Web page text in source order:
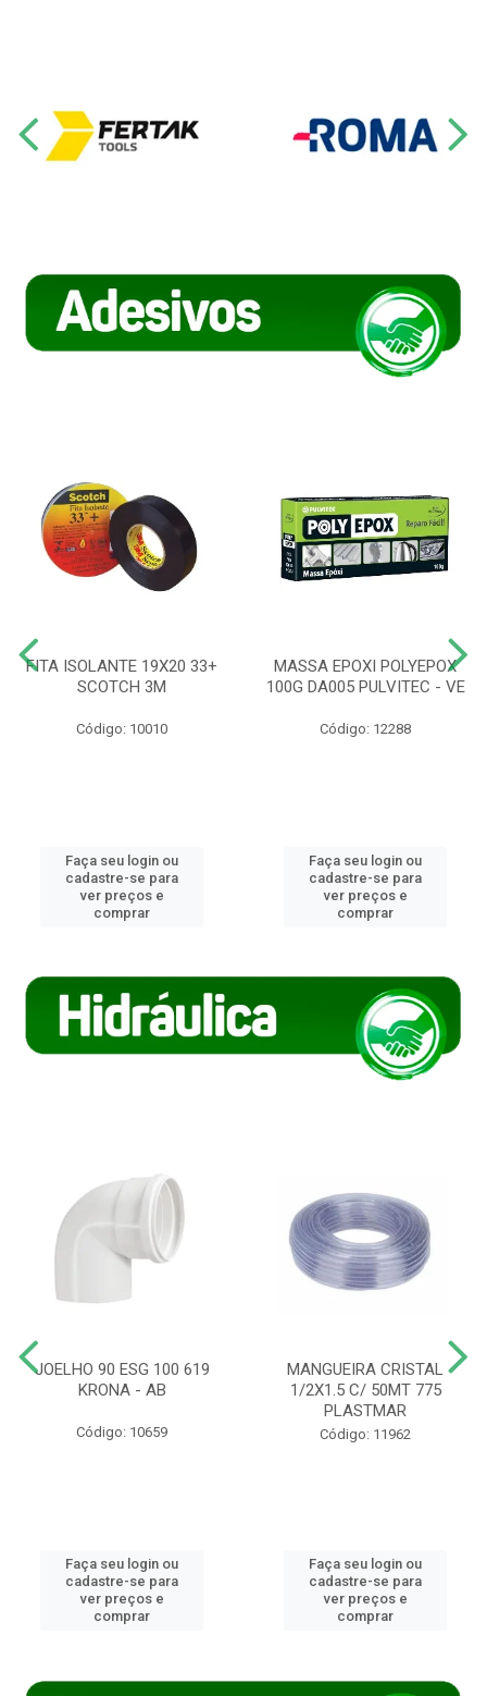
FITA ISOLANTE 19X20 33+
SCOTCH 3M
Código: 10010
Faça seu login ou
cadastre-se para
ver preços e
comprar
MASSA EPOXI POLYEPOX
100G DA005 PULVITEC - VE
Código: 12288
Faça seu login ou
cadastre-se para
ver preços e
comprar
JOELHO 90 ESG 100 619
KRONA - AB
Código: 10659
Faça seu login ou
cadastre-se para
ver preços e
comprar
MANGUEIRA CRISTAL
1/2X1.5 C/ 50MT 775
PLASTMAR
Código: 11962
Faça seu login ou
cadastre-se para
ver preços e
comprar